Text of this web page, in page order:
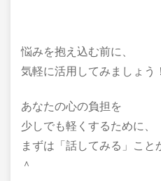
悩みを抱え込む前に、
気軽に活用してみましょう！
あなたの心の負担を
少しでも軽くするために、
まずは「話してみる」こと
＾